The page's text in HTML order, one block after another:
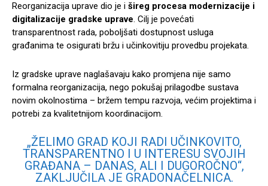
Reorganizacija uprave dio je i šireg procesa modernizacije i
digitalizacije gradske uprave. Cilj je povećati
transparentnost rada, poboljšati dostupnost usluga
građanima te osigurati bržu i učinkovitiju provedbu projekata.
Iz gradske uprave naglašavaju kako promjena nije samo
formalna reorganizacija, nego pokušaj prilagodbe sustava
novim okolnostima – bržem tempu razvoja, većim projektima i
potrebi za kvalitetnijom koordinacijom.
„ŽELIMO GRAD KOJI RADI UČINKOVITO,
TRANSPARENTNO I U INTERESU SVOJIH
GRAĐANA – DANAS, ALI I DUGOROČNO“,
ZAKLJUČILA JE GRADONAČELNICA.